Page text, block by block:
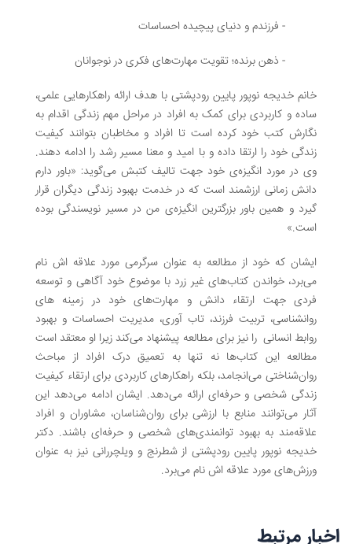
- فرزندم و دنیای پیچیده احساسات
- ذهن برنده؛ تقویت مهارت‌های فکری در نوجوانان
خانم خدیجه نوپور پایین رودپشتی با هدف ارائه راهکارهایی علمی،
ساده و کاربردی برای کمک به افراد در مراحل مهم زندگی اقدام به
نگارش کتب خود کرده است تا افراد و مخاطبان بتوانند کیفیت
زندگی خود را ارتقا داده و با امید و معنا مسیر رشد را ادامه دهند.
وی در مورد انگیزه‌ی خود جهت تالیف کتبش می‌گوید: «باور دارم
دانش زمانی ارزشمند است که در خدمت بهبود زندگی دیگران قرار
گیرد و همین باور بزرگترین انگیزه‌ی من در مسیر نویسندگی بوده
است.»
ایشان که خود از مطالعه به عنوان سرگرمی مورد علاقه اش نام
می‌برد، خواندن کتاب‌های غیر زرد با موضوع خود آگاهی و توسعه
فردی جهت ارتقاء دانش و مهارت‌های خود در زمینه های
روانشناسی، تربیت فرزند، تاب آوری، مدیریت احساسات و بهبود
روابط انسانی را نیز برای مطالعه پیشنهاد می‌کند زیرا او معتقد است
مطالعه این کتاب‌ها نه تنها به تعمیق درک افراد از مباحث
روان‌شناختی می‌انجامد، بلکه راهکارهای کاربردی برای ارتقاء کیفیت
زندگی شخصی و حرفه‌ای ارائه می‌دهد. ایشان ادامه می‌دهد این
آثار می‌توانند منابع با ارزشی برای روان‌شناسان، مشاوران و افراد
علاقه‌مند به بهبود توانمندی‌های شخصی و حرفه‌ای باشند. دکتر
خدیجه نوپور پایین رودپشتی از شطرنج و ویلچررانی نیز به عنوان
ورزش‌های مورد علاقه اش نام می‌برد.